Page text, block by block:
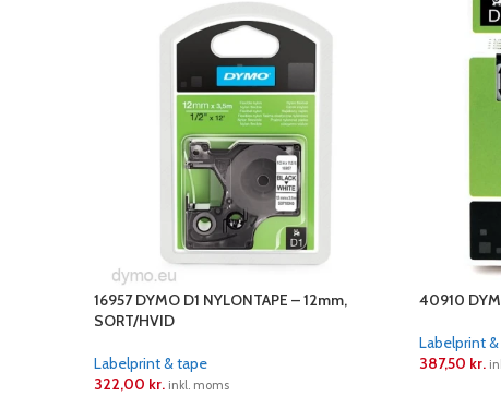
16957 DYMO D1 NYLONTAPE – 12mm,
SORT/HVID
Labelprint & tape
322,00 kr. inkl. moms
40910
Labelprint
387,50 kr.